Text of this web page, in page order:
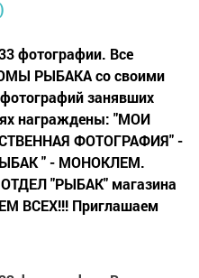
фотографии. Все
РЫБАКА со своими
занявших
награждены: "МОИ
ФОТОГРАФИЯ" -
" - МОНОКЛЕМ.
"РЫБАК" магазина
ВСЕХ!!! Приглашаем